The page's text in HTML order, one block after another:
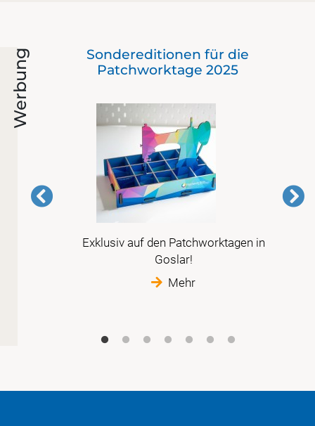
Werbung
Sondereditionen für die
Patchworktage 2025
Exklusiv auf den Patchworktagen in
Goslar!
Mehr